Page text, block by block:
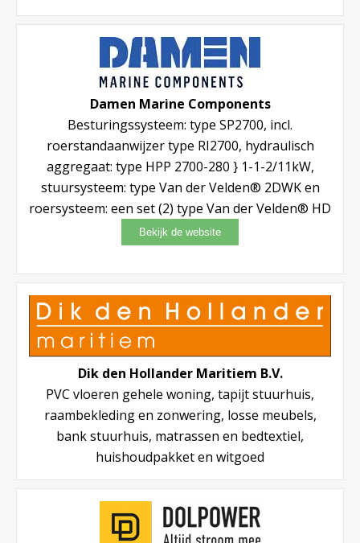
Damen Marine Components
Besturingssysteem: type SP2700, incl.
roerstandaanwijzer type RI2700, hydraulisch
aggregaat: type HPP 2700-280 } 1-1-2/11kW,
stuursysteem: type Van der Velden® 2DWK en
roersysteem: een set (2) type Van der Velden® HD
Dik den Hollander Maritiem B.V.
PVC vloeren gehele woning, tapijt stuurhuis,
raambekleding en zonwering, losse meubels,
bank stuurhuis, matrassen en bedtextiel,
huishoudpakket en witgoed